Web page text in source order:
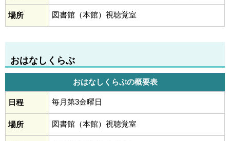
場所 図書館（本館）視聴覚室
おはなしくらぶ
おはなしくらぶの概要表
日程 毎月第3金曜日
場所 図書館（本館）視聴覚室